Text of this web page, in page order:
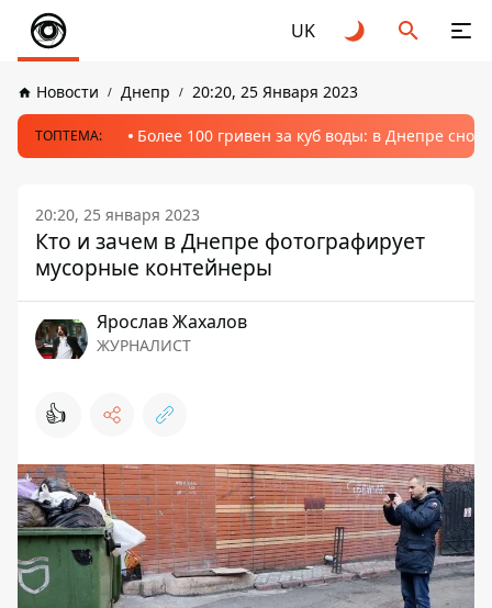
UK
Новости Днепр 20:20, 25 Января 2023
ТОПТЕМА: Более 100 гривен за куб воды: в Днепре
20:20, 25 января 2023
Кто и зачем в Днепре фотографирует
мусорные контейнеры
Ярослав Жахалов
ЖУРНАЛИСТ
👍